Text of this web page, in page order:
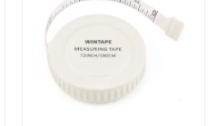
animal